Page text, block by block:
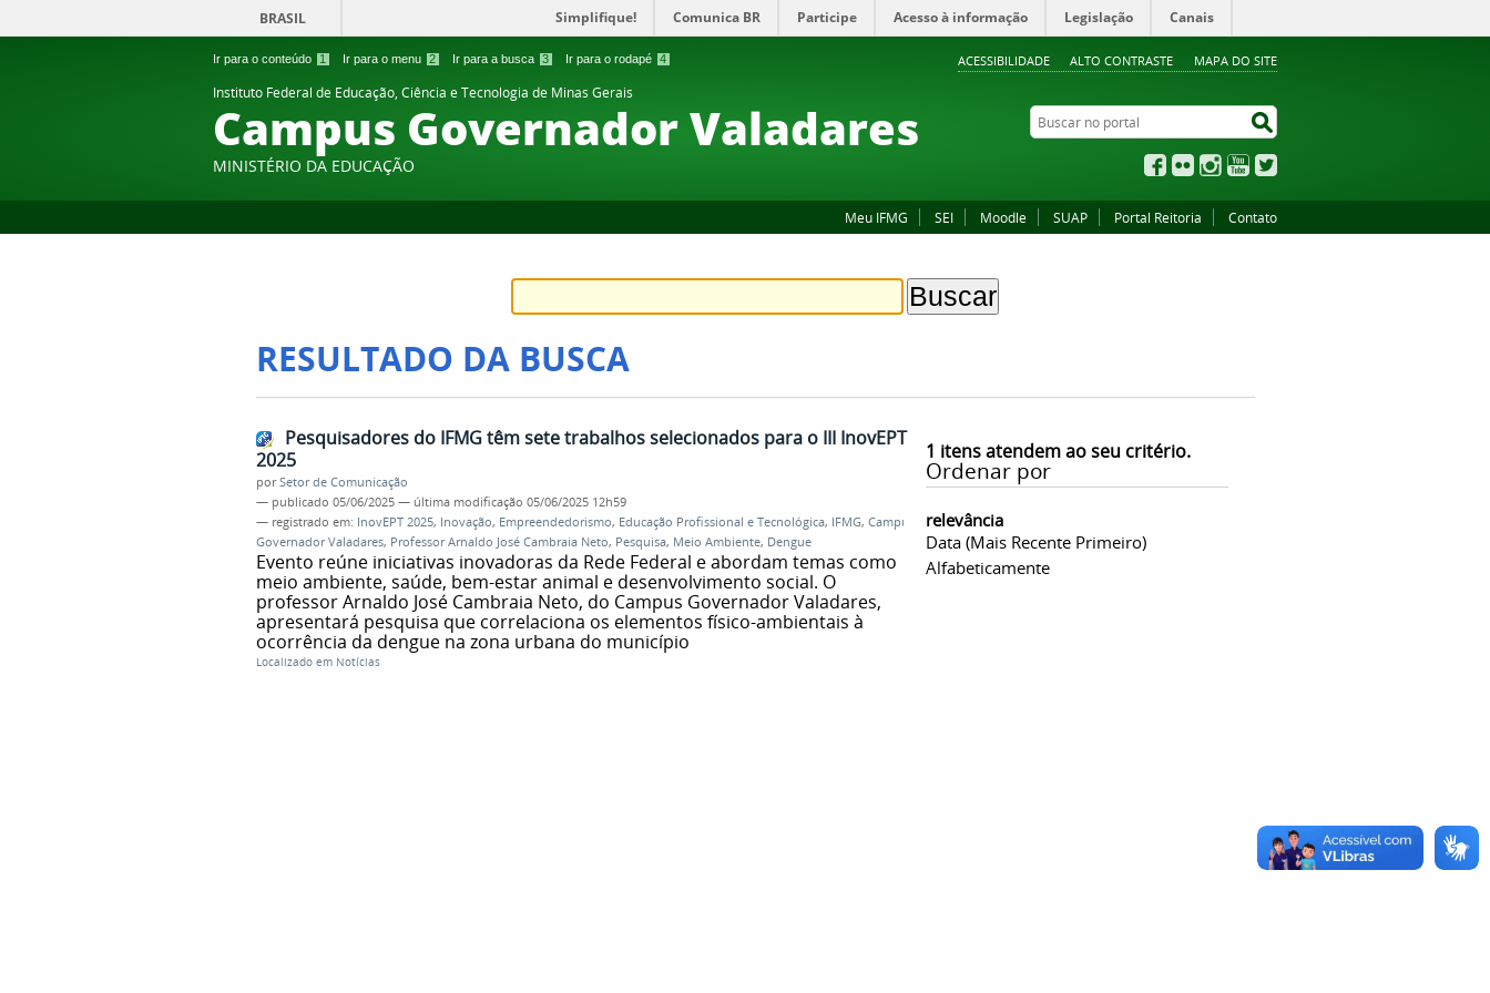
Ir para o conteúdo 1 Ir para o menu 2 Ir para a busca 3 Ir para o rodapé 4 ACESSIBILIDADE ALTO CONTRASTE MAPA DO SITE
BRASIL Simplifique! Comunica BR Participe Acesso à informação Legislação Canais
Instituto Federal de Educação, Ciência e Tecnologia de Minas Gerais
Campus Governador Valadares
MINISTÉRIO DA EDUCAÇÃO
Buscar no portal
Facebook
Flickr InstagramYouTube
Meu IFMG SEI Moodle SUAP Portal Reitoria Contato
RESULTADO DA BUSCA
1 itens atendem ao seu critério.
Ordenar por
relevância
Data (mais Recente Primeiro)
Alfabeticamente
Pesquisadores do IFMG têm sete trabalhos selecionados para o III InovEPT
2025
porSetor de Comunicação
— publicado 05/06/2025 — última modificação 05/06/2025 12h59
— registrado em: InovEPT 2025, Inovação, Empreendedorismo, Educação Profissional e Tecnológica, IFMG, Campus
Governador Valadares, Professor Arnaldo José Cambraia Neto, Pesquisa, Meio Ambiente, Dengue
Evento reúne iniciativas inovadoras da Rede Federal e abordam temas como
meio ambiente, saúde, bem-estar animal e desenvolvimento social. O
professor Arnaldo José Cambraia Neto, do Campus Governador Valadares,
apresentará pesquisa que correlaciona os elementos físico-ambientais à
ocorrência da dengue na zona urbana do município
Localizado em Notícias